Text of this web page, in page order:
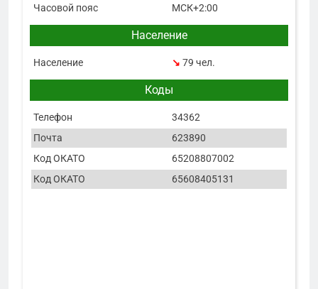
Часовой пояс МСК+2:00
Население
Население ↘ 79 чел.
Коды
Телефон
34362
Почта
623890
Код ОКАТО
65208807002
Код ОКАТО
65608405131